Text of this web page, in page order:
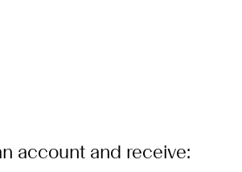
account and receive: